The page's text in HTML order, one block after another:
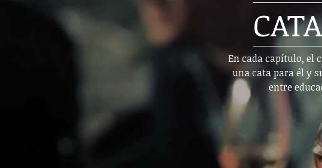
En cada capítulo, el
una cata para él y
entre